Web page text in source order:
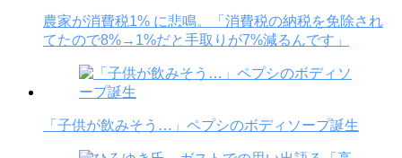
農家が消費税1% に悲鳴。「消費税の納税を免除され
てたので8%→1%だと手取りが7%減るんです」
「子供が飲みそう…」ペプシのボディソープ誕生